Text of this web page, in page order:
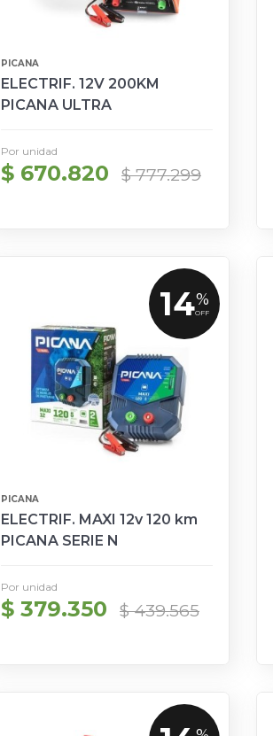
PICANA
ELECTRIF. 12V 200KM
PICANA ULTRA
Por unidad
$ 670.820 $ 777.299
14%
OFF
PICANA
ELECTRIF. MAXI 12v 120 km
PICANA SERIE N
Por unidad
$ 379.350 $ 439.565